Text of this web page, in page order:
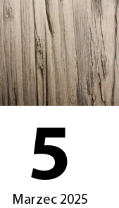
5
Marzec 2025